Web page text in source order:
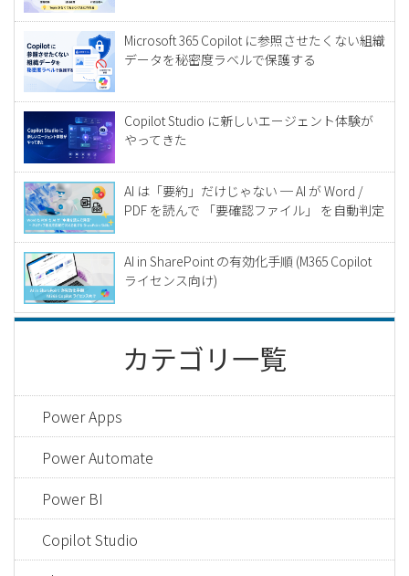
Microsoft 365 Copilot に参照させたくない組織
データを秘密度ラベルで保護する
Copilot Studio に新しいエージェント体験が
やってきた
AI は「要約」だけじゃない ─ AI が Word /
PDF を読んで 「要確認ファイル」 を自動判定
AI in SharePoint の有効化手順 (M365 Copilot
ライセンス向け)
カテゴリ一覧
Power Apps
Power Automate
Power BI
Copilot Studio